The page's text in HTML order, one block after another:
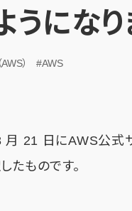
うにな
） #AWS
月 21 日にAWS公式
たものです。